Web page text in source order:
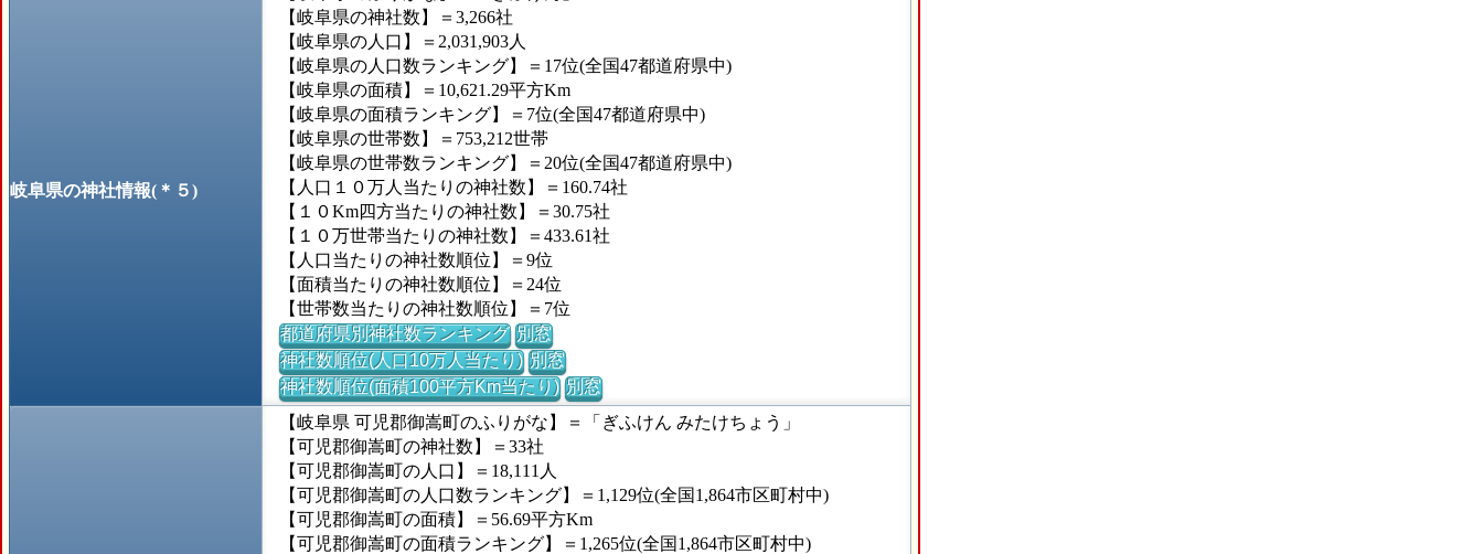
岐阜県の神社情報(＊５)
【岐阜県の神社数】＝3,266社
【岐阜県の人口】＝2,031,903人
【岐阜県の人口数ランキング】＝17位(全国47都道府県中)
【岐阜県の面積】＝10,621.29平方Km
【岐阜県の面積ランキング】＝7位(全国47都道府県中)
【岐阜県の世帯数】＝753,212世帯
【岐阜県の世帯数ランキング】＝20位(全国47都道府県中)
【人口１０万人当たりの神社数】＝160.74社
【１０Km四方当たりの神社数】＝30.75社
【１０万世帯当たりの神社数】＝433.61社
【人口当たりの神社数順位】＝9位
【面積当たりの神社数順位】＝24位
【世帯数当たりの神社数順位】＝7位
都道府県別神社数ランキング 別窓
神社数順位(人口10万人当たり) 別窓
神社数順位(面積100平方Km当たり) 別窓
【岐阜県 可児郡御嵩町のふりがな】＝「ぎふけん みたけちょう」
【可児郡御嵩町の神社数】＝33社
【可児郡御嵩町の人口】＝18,111人
【可児郡御嵩町の人口数ランキング】＝1,129位(全国1,864市区町村中)
【可児郡御嵩町の面積】＝56.69平方Km
【可児郡御嵩町の面積ランキング】＝1,265位(全国1,864市区町村中)